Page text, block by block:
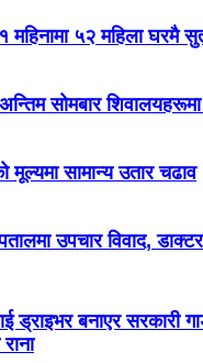
महिनामा ५२ महिला घरमै
सोमबार
मूल्यमा सामान्य उतार चढाव
उपचार विवाद,
ड्राइभर बनाएर सरकारी